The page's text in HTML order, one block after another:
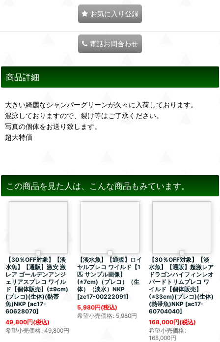
お気に入り登録
電話お問合わせ
商品詳細
大きい綺麗なシャンパーグリーンが久々に入荷しております。
混泳しておりますので、裂け等はご了承ください。
写真の個体をお送り致します。
超大特価
この商品を見た人は、こんな商品もみています。
【30％OFF対象】【淡
水魚】【通販】激安 激
レア ゴールデンアンジ
ェリアスプレコ ワイル
ド【個体販売】(±9cm)
(プレコ)(生体)(熱帯
魚)NKP [ac17-
60628070]
49,800円(税込)
希望小売価格: 49,800円
【淡水魚】【通販】ロイ
ヤルプレコ ワイルド【1
匹 サンプル画像】
(±7cm)（プレコ）（生
体）（淡水）NKP
[zc17-00222091]
5,980円(税込)
希望小売価格: 5,980円
【30％OFF対象】【淡
水魚】【通販】超激レア
ドラゴンハイフィンレオ
パードトリムプレコ ワ
イルド【個体販売】
(±33cm)(プレコ)(生体)
(熱帯魚)NKP [ac17-
60704040]
168,000円(税込)
希望小売価格:
168,000円